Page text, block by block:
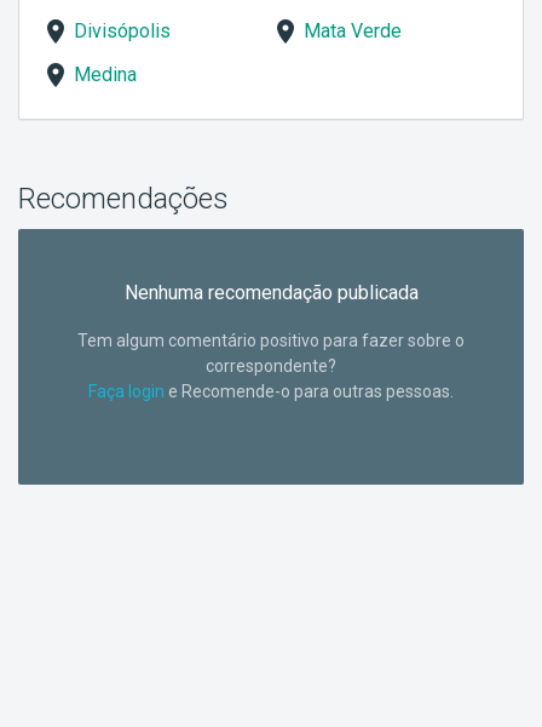
Divisópolis
Mata Verde
Medina
Recomendações
Nenhuma recomendação publicada
Tem algum comentário positivo para fazer sobre o
correspondente?
Faça login e Recomende-o para outras pessoas.